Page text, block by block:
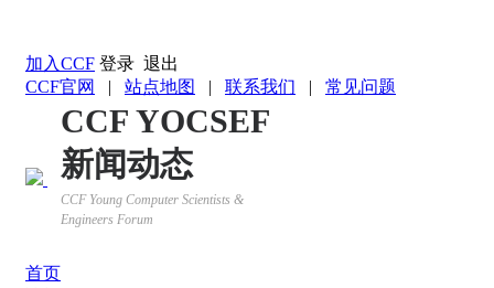
加入CCF 登录 退出
CCF官网
| 站点地图 | 联系我们 | 常见问题
CCF YOCSEF
新闻动态
CCF Young Computer Scientists &
Engineers Forum
首页